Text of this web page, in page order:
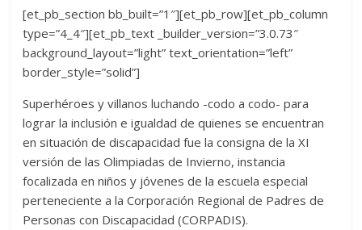
[et_pb_section bb_built=”1″][et_pb_row][et_pb_column
type=”4_4″][et_pb_text _builder_version=”3.0.73″
background_layout=”light” text_orientation=”left”
border_style=”solid”]
Superhéroes y villanos luchando -codo a codo- para
lograr la inclusión e igualdad de quienes se encuentran
en situación de discapacidad fue la consigna de la XI
versión de las Olimpiadas de Invierno, instancia
focalizada en niños y jóvenes de la escuela especial
perteneciente a la Corporación Regional de Padres de
Personas con Discapacidad (CORPADIS).